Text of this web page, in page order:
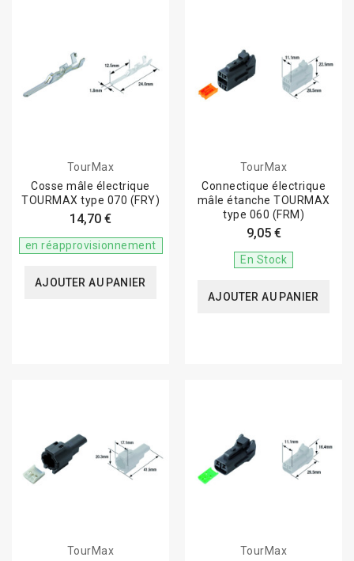
TourMax
Cosse mâle électrique
TOURMAX type 070 (FRY)
14,70 €
en réapprovisionnement
AJOUTER AU PANIER
TourMax
Connectique électrique
mâle étanche TOURMAX
type 060 (FRM)
9,05 €
En Stock
AJOUTER AU PANIER
TourMax
TourMax